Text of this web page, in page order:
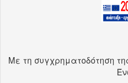
Με τη συγχρηματοδότηση